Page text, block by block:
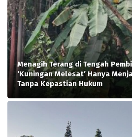
Menagih Terang di Tengah
‘Kuningan Melesat’ Hanya
Tanpa Kepastian Hukum